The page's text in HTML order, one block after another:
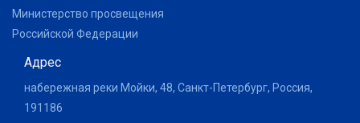
Министерство просвещения
Российской Федерации
Адрес
набережная реки Мойки, 48, Санкт-Петербург, Россия,
191186